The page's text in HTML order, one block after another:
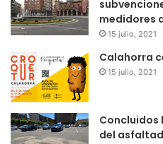
medidores
15 julio, 2021
Calahorra
15 julio, 2021
Concluidos
del